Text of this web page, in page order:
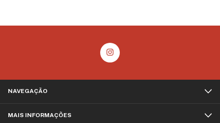
NAVEGAÇÃO
MAIS INFORMAÇÕES